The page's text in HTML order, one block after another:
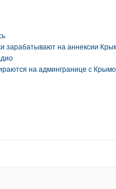
зарабатывают на аннексии
на админгранице с